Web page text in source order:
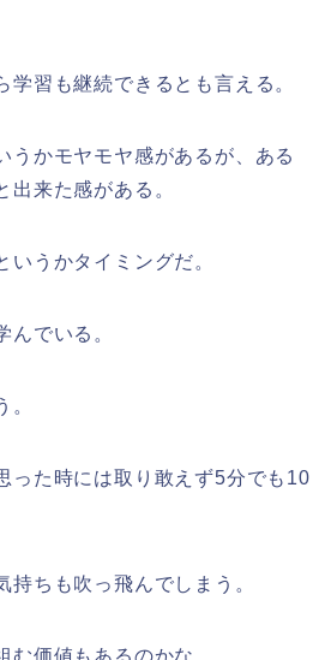
学習も継続できるとも言える。
うかモヤモヤ感があるが、ある
出来た感がある。
いうかタイミングだ。
んでいる。
。
った時には取り敢えず5分でも10
持ちも吹っ飛んでしまう。